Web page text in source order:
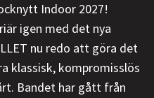
Indoor 2027!
igen med det nya
nu redo att göra det
klassisk, kompromisslös
Bandet har gått från